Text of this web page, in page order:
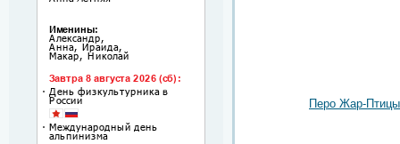
Перо Жар-Птицы